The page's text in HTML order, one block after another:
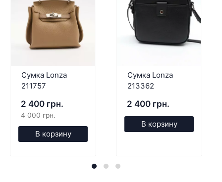
Сумка Lonza
211757
2 400 грн.
4 000 грн.
В корзину
Сумка Lonza
213362
2 400 грн.
В корзину